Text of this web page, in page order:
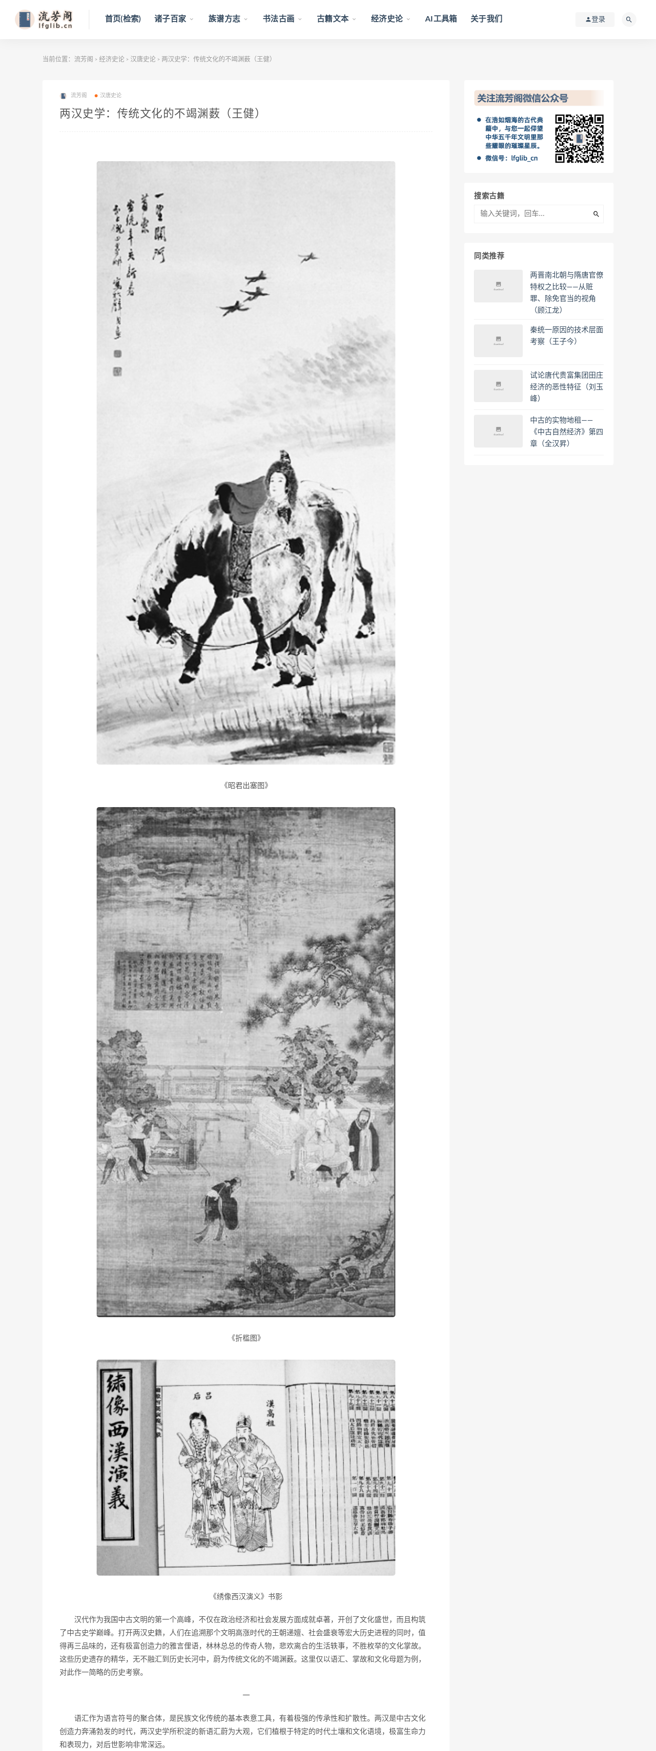
首页(检索) 诸子百家 族谱方志 书法古画 古籍文本 经济史论 AI工具箱 关于我们 登录
当前位置： 流芳阁 > 经济史论 > 汉唐史论 > 两汉史学：传统文化的不竭渊薮（王健）
流芳阁 汉唐史论
两汉史学：传统文化的不竭渊薮（王健）
《昭君出塞图》
《折槛图》
《绣像西汉演义》书影
汉代作为我国中古文明的第一个高峰，不仅在政治经济和社会发展方面成就卓著，开创了文化盛世，而且构筑
了中古史学巅峰。打开两汉史籍，人们在追溯那个文明高涨时代的王朝递嬗、社会盛衰等宏大历史进程的同时，值
得再三品味的，还有极富创造力的雅言俚语，林林总总的传奇人物，悲欢离合的生活轶事，不胜枚举的文化掌故。
这些历史遗存的精华，无不融汇到历史长河中，蔚为传统文化的不竭渊薮。这里仅以语汇、掌故和文化母题为例，
对此作一简略的历史考察。
一
语汇作为语言符号的聚合体，是民族文化传统的基本表意工具，有着极强的传承性和扩散性。两汉是中古文化
创造力奔涌勃发的时代，两汉史学所积淀的新语汇蔚为大观，它们植根于特定的时代土壤和文化语境，极富生命力
和表现力，对后世影响非常深远。
搜索古籍
同类推荐
两晋南北朝与隋唐官僚
特权之比较——从赃
罪、除免官当的视角
（顾江龙）
秦统一原因的技术层面
考察（王子今）
试论唐代贵富集团田庄
经济的恶性特征（刘玉
峰）
中古的实物地租——
《中古自然经济》第四
章（全汉昇）